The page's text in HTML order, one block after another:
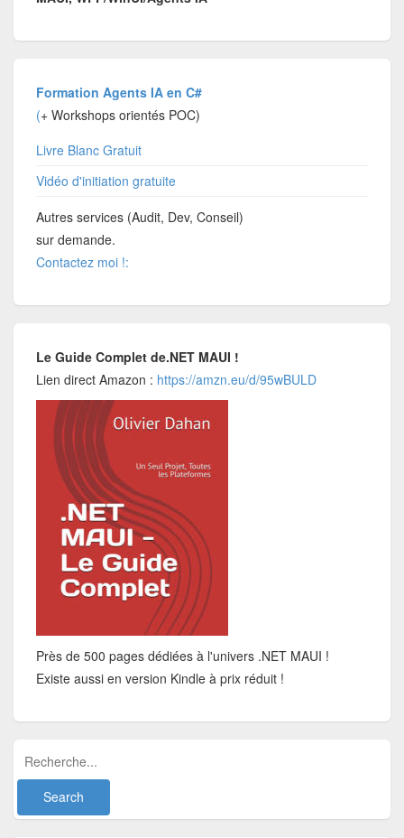
Formation Agents IA en C#
(+ Workshops orientés POC)
Livre Blanc Gratuit
Vidéo d'initiation gratuite
Autres services (Audit, Dev, Conseil)
sur demande.
Contactez moi !:
Le Guide Complet de.NET MAUI !
Lien direct Amazon : https://amzn.eu/d/95wBULD
Près de 500 pages dédiées à l'univers .NET MAUI !
Existe aussi en version Kindle à prix réduit !